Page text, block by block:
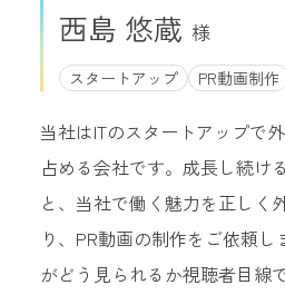
西島 悠蔵
スタートアップ PR動画制作
当社はITのスタートアップで
占める会社です。成長し続け
と、当社で働く魅力を正しく
り、PR動画の制作をご依頼
がどう見られるか視聴者目線